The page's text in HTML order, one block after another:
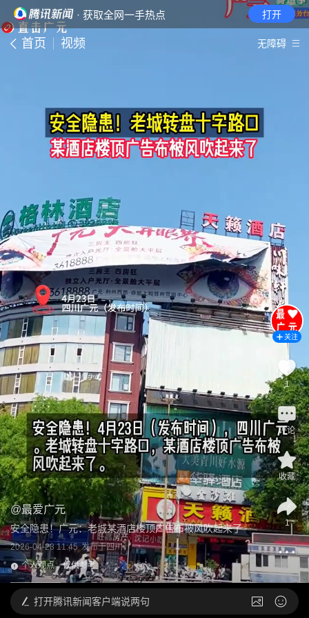
· 获取全网一手热点 打开
首页 视频 无障碍
@最爱广元
安全隐患！广元：老城某酒店楼顶广告布被风吹起来了
2026-04-23 11:45 发布于四川
个人观点，仅供参考
关注
1
评论
收藏
1
打开腾讯新闻客户端说两句